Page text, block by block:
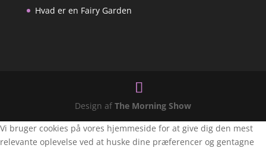
Hvad er en Fairy Garden
Design af The Morning Show
Vi bruger cookies på vores hjemmeside for at give dig den mest
relevante oplevelse ved at huske dine præferencer og gentagne